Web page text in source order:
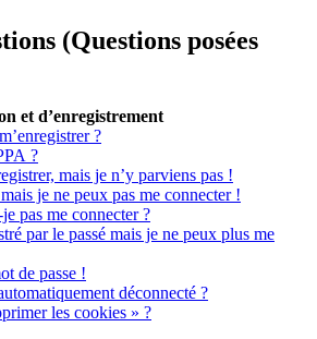
(Questions posées
et d’enregistrement
?
?
mais je n’y parviens pas !
je ne peux pas me connecter !
pas me connecter ?
par le passé mais je ne peux plus me
de passe !
déconnecté ?
les cookies » ?